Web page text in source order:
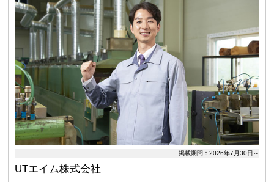
掲載期間：2026年7月30日～
UTエイム株式会社